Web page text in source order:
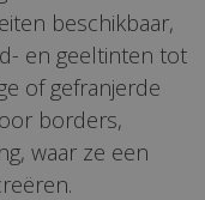
beschikbaar,
en geeltinten tot
of gefranjerde
borders,
waar ze een